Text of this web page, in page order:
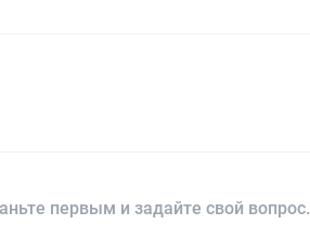
первым и задайте свой вопрос.